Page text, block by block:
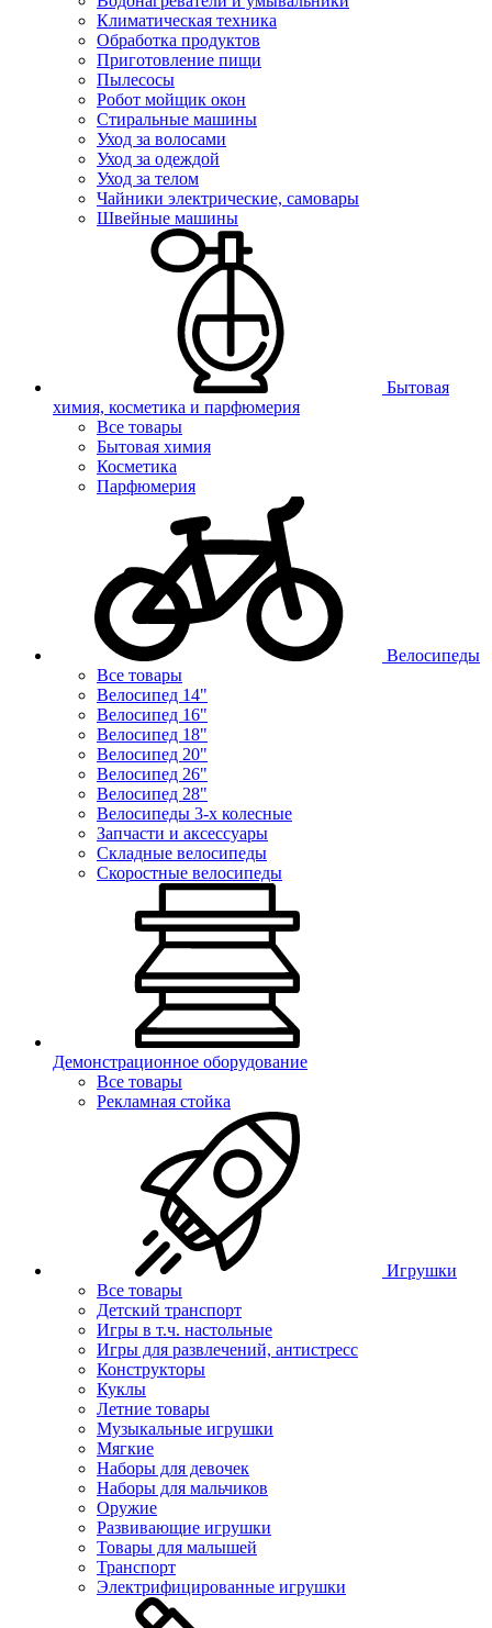
Климатическая техника
Обработка продуктов
Приготовление пищи
Пылесосы
Робот мойщик окон
Стиральные машины
Уход за волосами
Уход за одеждой
Уход за телом
Чайники электрические, самовары
Швейные машины
Бытовая
химия, косметика и парфюмерия
Все товары
Бытовая химия
Косметика
Парфюмерия
Велосипеды
Все товары
Велосипед 14"
Велосипед 16"
Велосипед 18"
Велосипед 20"
Велосипед 26"
Велосипед 28"
Велосипеды 3-х колесные
Запчасти и аксессуары
Складные велосипеды
Скоростные велосипеды
Демонстрационное оборудование
Все товары
Рекламная стойка
Игрушки
Все товары
Детский транспорт
Игры в т.ч. настольные
Игры для развлечений, антистресс
Конструкторы
Куклы
Летние товары
Музыкальные игрушки
Мягкие
Наборы для девочек
Наборы для мальчиков
Оружие
Развивающие игрушки
Товары для малышей
Транспорт
Электрифицированные игрушки